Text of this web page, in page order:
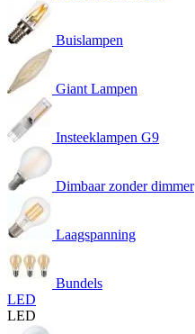
Buislampen
Giant Lampen
Insteeklampen G9
Dimbaar zonder dimmer
Laagspanning
Bundels
LED
LED